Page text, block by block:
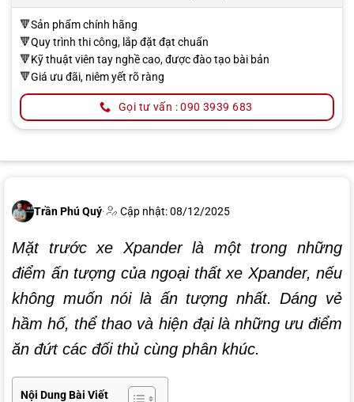
🔻Sản phẩm chính hãng
🔻Quy trình thi công, lắp đặt đạt chuẩn
🔻Kỹ thuật viên tay nghề cao, được đào tạo bài bản
🔻Giá ưu đãi, niêm yết rõ ràng
Gọi tư vấn : 090 3939 683
Trần Phú Quý· Cập nhật: 08/12/2025
Mặt trước xe Xpander là một trong những
điểm ấn tượng của ngoại thất xe Xpander, nếu
không muốn nói là ấn tượng nhất. Dáng vẻ
hầm hố, thể thao và hiện đại là những ưu điểm
ăn đứt các đối thủ cùng phân khúc.
Nội Dung Bài Viết